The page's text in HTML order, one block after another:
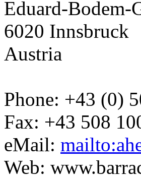
Eduard-Bodem-
6020 Innsbruck
Austria
Phone: +43 (0)
Fax: +43 508
eMail:
Web: